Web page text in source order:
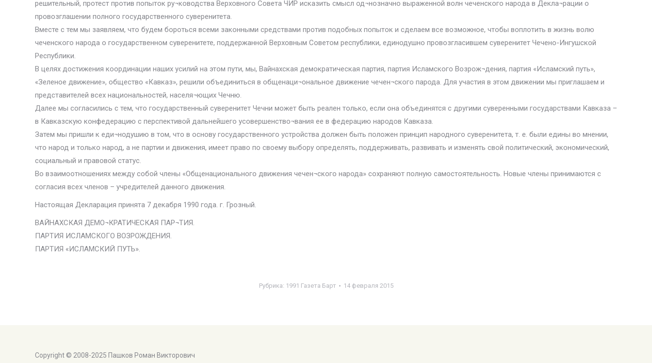
решительный, протест против попыток ру¬ководства Верховного Совета ЧИР исказить смысл од¬нозначно выраженной волн чеченского народа в Декла¬рации о
провозглашении полного государственного суверенитета.
Вместе с тем мы заявляем, что будем бороться всеми законными средствами против подобных попыток и сделаем все возможное, чтобы воплотить в жизнь волю
чеченского народа о государственном суверенитете, поддержанной Верховным Советом республики, единодушно провозгласившем суверенитет Чечено-Ингушской
Республики.
В целях достижения координации наших усилий на этом пути, мы, Вайнахская демократическая партия, партия Исламского Возрож¬дения, партия «Исламский путь»,
«Зеленое движение», общество «Кавказ», решили объединиться в общенаци¬ональное движение чечен¬ского парода. Для участия в этом движении мы приглашаем и
представителей всех национальностей, населя¬ющих Чечню.
Далее мы согласились с тем, что государственный суверенитет Чечни может быть реален только, если она объединятся с другими суверенными государствами Кавказа –
в Кавказскую конфедерацию с перспективой дальнейшего усовершенство¬вания ее в федерацию народов Кавказа.
Затем мы пришли к еди¬нодушию в том, что в основу государственного устройства должен быть положен принцип народного суверенитета, т. е. были едины во мнении,
что народ и только народ, а не партии и движения, имеет право по своему выбору определять, поддерживать, развивать и изменять свой политический, экономический,
социальный и правовой статус.
Во взаимоотношениях между собой члены «Общенационального движения чечен¬ского народа» сохраняют полную самостоятельность. Новые члены принимаются с
согласия всех членов – учредителей данного движения.
Настоящая Декларация принята 7 декабря 1990 года. г. Грозный.
ВАЙНАХСКАЯ ДЕМО¬КРАТИЧЕСКАЯ ПАР¬ТИЯ.
ПАРТИЯ ИСЛАМСКОГО ВОЗРОЖДЕНИЯ.
ПАРТИЯ «ИСЛАМСКИЙ ПУТЬ».
Рубрика: 1991 Газета Барт 14 февраля 2015
Copyright © 2008-2025 Пашков Роман Викторович